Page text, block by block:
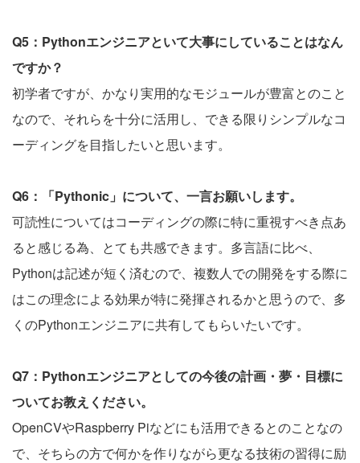
Q5：Pythonエンジニアといて大事にしていることはなん
ですか？
初学者ですが、かなり実用的なモジュールが豊富とのこと
なので、それらを十分に活用し、できる限りシンプルなコ
ーディングを目指したいと思います。
Q6：「Pythonic」について、一言お願いします。
可読性についてはコーディングの際に特に重視すべき点あ
ると感じる為、とても共感できます。多言語に比べ、
Pythonは記述が短く済むので、複数人での開発をする際に
はこの理念による効果が特に発揮されるかと思うので、多
くのPythonエンジニアに共有してもらいたいです。
Q7：Pythonエンジニアとしての今後の計画・夢・目標に
ついてお教えください。
OpenCVやRaspberry Piなどにも活用できるとのことなの
で、そちらの方で何かを作りながら更なる技術の習得に励